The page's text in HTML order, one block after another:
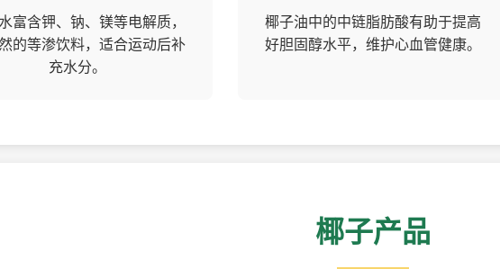
富含钾、钠、镁等电解质，
的等渗饮料，适合运动后补
充水分。
椰子油中的中链脂肪酸有助于提高
好胆固醇水平，维护心血管健康。
椰子产品